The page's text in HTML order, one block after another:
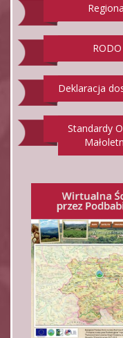
RODO
Deklaracja
Standardy